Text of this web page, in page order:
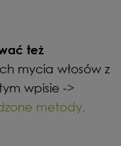
też
mycia włosów z
wpisie ->
metody,